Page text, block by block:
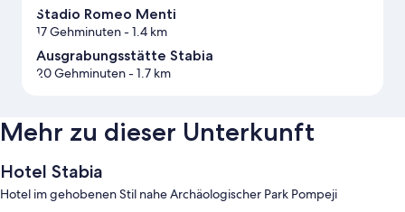
Stadio Romeo Menti
17 Gehminuten- 1.4 km
Ausgrabungsstätte Stabia
20 Gehminuten- 1.7 km
Mehr zu dieser Unterkunft
Hotel Stabia
Hotel im gehobenen Stil nahe Archäologischer Park Pompeji